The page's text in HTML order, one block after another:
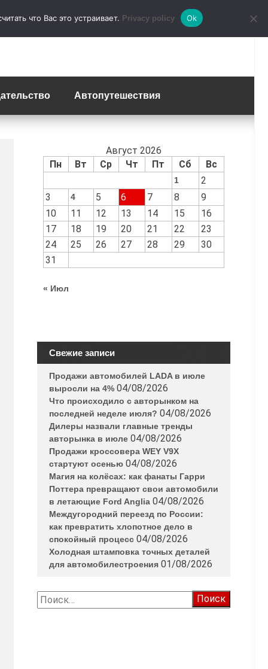
Автопутешествия
Август 2026
Пн
Вт Ср Чт Пт Сб Вс
1
2
3
4 5 6 7 8
9
10
11 12 13 14 15
16
17
18 19 20 21 22
23
24
25 26 27 28 29
30
31
« Июл
Свежие записи
Продажи автомобилей LADA в июле
выросли на 4% 04/08/2026
Что происходило с авторынком на
последней неделе июля? 04/08/2026
Дилеры назвали главные тренды
авторынка в июле 04/08/2026
Продажи кроссовера WEY V9X
стартуют осенью 04/08/2026
Магия на колёсах: как фанаты Гарри
Поттера превращают свои автомобили
в летающие Ford Anglia 04/08/2026
Междугородний переезд по России:
как превратить хлопотное дело в
спокойный процесс 04/08/2026
Холодная штамповка точных деталей
для автомобилестроения 01/08/2026
Найти:
что Вас это устраивает. Privacy policy Ok